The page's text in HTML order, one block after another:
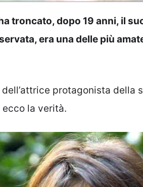
troncato, dopo 19 anni, il
era una delle più
protagonista della
ecco la verità.